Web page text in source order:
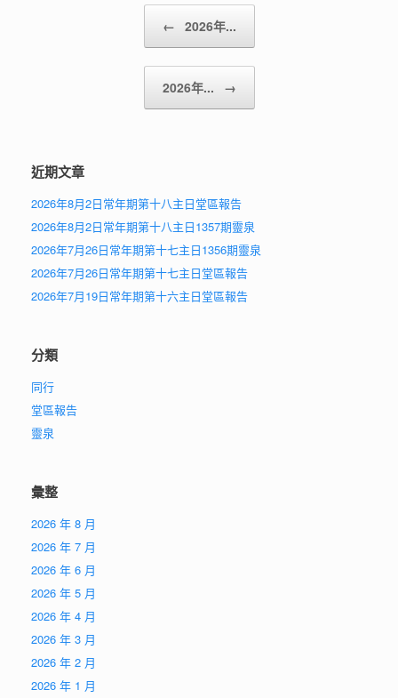
Post navigation
← 2026年...
2026年... →
近期文章
2026年8月2日常年期第十八主日堂區報告
2026年8月2日常年期第十八主日1357期靈泉
2026年7月26日常年期第十七主日1356期靈泉
2026年7月26日常年期第十七主日堂區報告
2026年7月19日常年期第十六主日堂區報告
分類
同行
堂區報告
靈泉
彙整
2026 年 8 月
2026 年 7 月
2026 年 6 月
2026 年 5 月
2026 年 4 月
2026 年 3 月
2026 年 2 月
2026 年 1 月